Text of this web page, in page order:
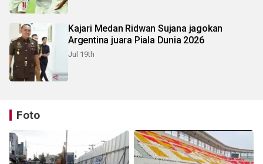
Kajari Medan Ridwan Sujana jagokan
Argentina juara Piala Dunia 2026
Jul 19th
Foto